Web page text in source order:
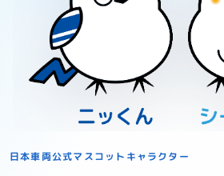
日本車両公式マスコットキャラクター